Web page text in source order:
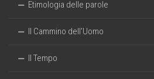
Etimologia delle parole
Il Cammino dell’Uomo
Il Tempo